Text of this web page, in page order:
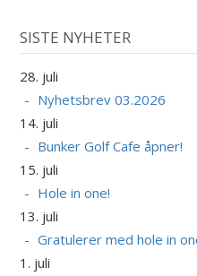
SISTE NYHETER
28. juli
Nyhetsbrev 03.2026
14. juli
Bunker Golf Cafe åpner!
15. juli
Hole in one!
13. juli
Gratulerer med hole in
1. juli